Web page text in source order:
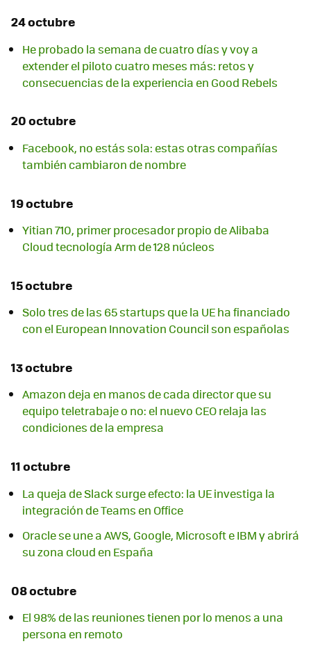
24 octubre
He probado la semana de cuatro días y voy a
extender el piloto cuatro meses más: retos y
consecuencias de la experiencia en Good Rebels
20 octubre
Facebook, no estás sola: estas otras compañías
también cambiaron de nombre
19 octubre
Yitian 710, primer procesador propio de Alibaba
Cloud tecnología Arm de 128 núcleos
15 octubre
Solo tres de las 65 startups que la UE ha financiado
con el European Innovation Council son españolas
13 octubre
Amazon deja en manos de cada director que su
equipo teletrabaje o no: el nuevo CEO relaja las
condiciones de la empresa
11 octubre
La queja de Slack surge efecto: la UE investiga la
integración de Teams en Office
Oracle se une a AWS, Google, Microsoft e IBM y abrirá
su zona cloud en España
08 octubre
El 98% de las reuniones tienen por lo menos a una
persona en remoto